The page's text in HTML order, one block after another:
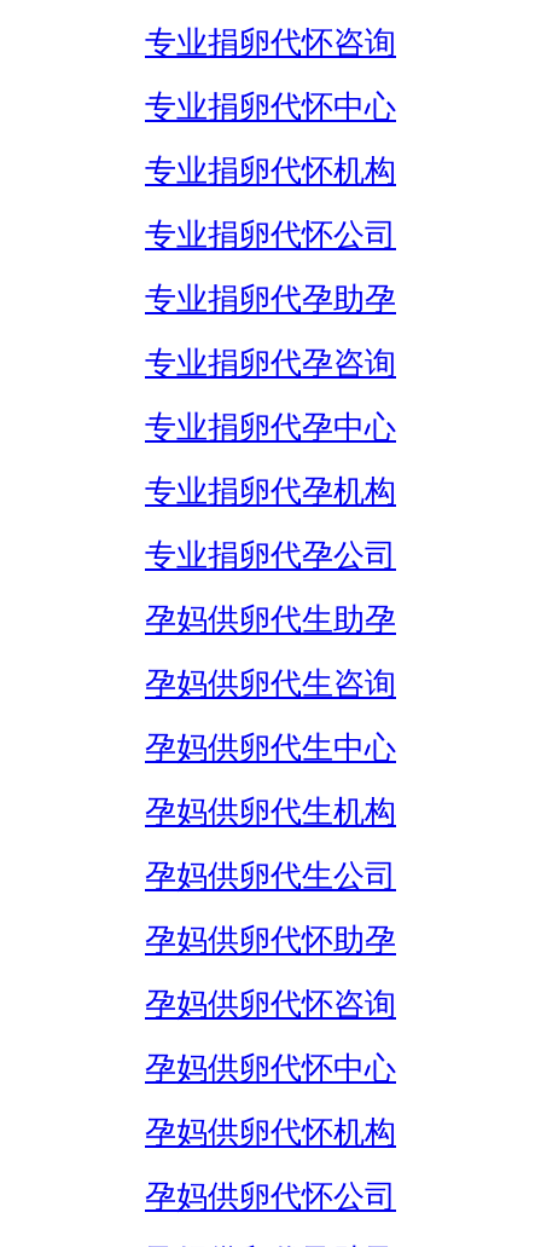
专业捐卵代怀咨询
专业捐卵代怀中心
专业捐卵代怀机构
专业捐卵代怀公司
专业捐卵代孕助孕
专业捐卵代孕咨询
专业捐卵代孕中心
专业捐卵代孕机构
专业捐卵代孕公司
孕妈供卵代生助孕
孕妈供卵代生咨询
孕妈供卵代生中心
孕妈供卵代生机构
孕妈供卵代生公司
孕妈供卵代怀助孕
孕妈供卵代怀咨询
孕妈供卵代怀中心
孕妈供卵代怀机构
孕妈供卵代怀公司